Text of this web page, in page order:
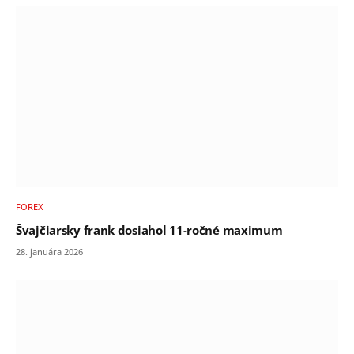
FOREX
Švajčiarsky frank dosiahol 11-ročné maximum
28. januára 2026